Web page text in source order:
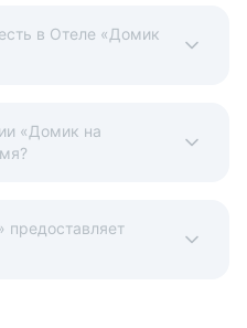
в Отеле «Домик
«Домик на
предоставляет